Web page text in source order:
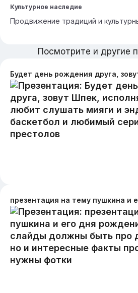
Культурное наследие
Продвижение традиций и
Посмотрите и другие